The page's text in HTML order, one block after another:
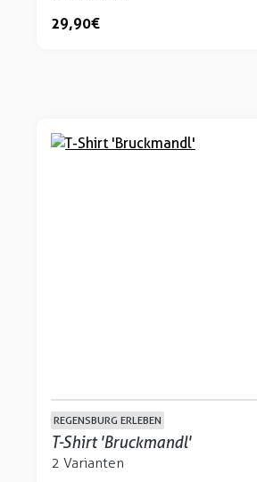
29,90 €
REGENSBURG ERLEBEN
T-Shirt 'Bruckmandl'
2 Varianten